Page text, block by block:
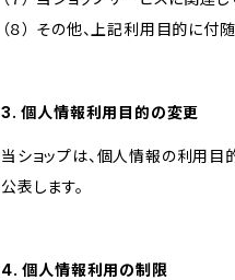
（８） その他、上記利用目的に付
3. 個人情報利用目的の変更
当ショップは、個人情報の利用
公表します。
4. 個人情報利用の制限